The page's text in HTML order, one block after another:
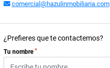
comercial@hazulinmobiliaria.com
¿Prefieres que te contactemos?
Tu nombre *